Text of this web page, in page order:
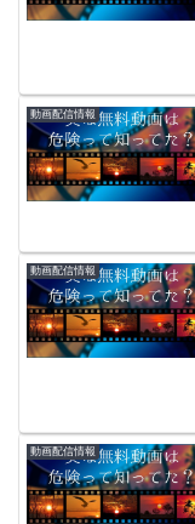
動画配信情報
動画配信情報
動画配信情報